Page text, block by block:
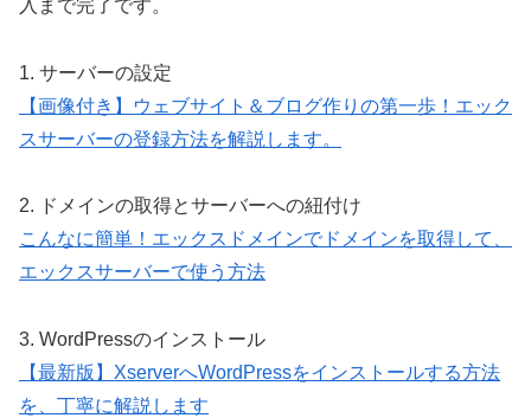
入まで完了です。
1. サーバーの設定
【画像付き】ウェブサイト＆ブログ作りの第一歩！エック
スサーバーの登録方法を解説します。
2. ドメインの取得とサーバーへの紐付け
こんなに簡単！エックスドメインでドメインを取得して、
エックスサーバーで使う方法
3. WordPressのインストール
【最新版】XserverへWordPressをインストールする方法
を、丁寧に解説します